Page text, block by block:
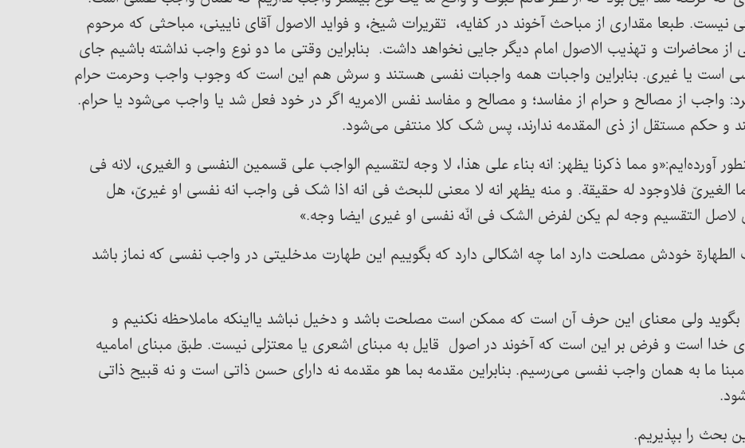
طبعا مقداری از مباحث آخوند در کفایه، تقریرات شیخ، و فواید الاصول آقای نایینی، مباحثی که مرحوم
محاضرات و تهذیب الاصول امام دیگر جایی نخواهد داشت. بنابراین وقتی ما دو نوع واجب نداشته باشیم جای
است یا غیری. بنابراین واجبات همه واجبات نفسی هستند و سرش هم این است که وجوب واجب وحرمت حرام
واجب از مصالح و حرام از مفاسد؛ و مصالح و مفاسد نفس الامریه اگر در خود فعل شد یا واجب می‌شود یا حرام.
و حکم مستقل از ذی المقدمه ندارند، پس شک کلا منتفی می‌شود.
اینطور آورده‌ایم:«و مما ذکرنا یظهر: انه بناء علی هذا، لا وجه لتقسیم الواجب علی قسمین النفسی و الغیری، لانه فی
اما الغیریّ فلاوجود له حقیقة. و منه یظهر انه لا معنی للبحث فی انه اذا شک فی واجب انه نفسی او غیریّ، هل
لاصل التقسیم وجه لم یکن لفرض الشک فی انّه نفسی او غیری ایضا وجه.»
خودش مصلحت دارد اما چه اشکالی دارد که بگوییم این طهارت مدخلیتی در واجب نفسی که نماز باشد
ولی معنای این حرف آن است که ممکن است مصلحت باشد و دخیل نباشد یااینکه ماملاحظه نکنیم و
خدا است و فرض بر این است که آخوند در اصول قایل به مبنای اشعری یا معتزلی نیست. طبق مبنای امامیه
ما به همان واجب نفسی می‌رسیم. بنابراین مقدمه بما هو مقدمه نه دارای حسن ذاتی است و نه قبیح ذاتی
بحث را بپذیریم.